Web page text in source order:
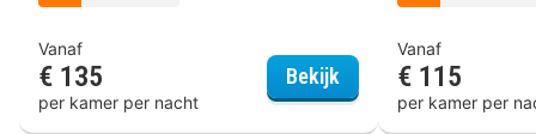
Vanaf
€ 135
per kamer per nacht
Bekijk Hotel Hof van Gelre
Vanaf
€ 115
per kamer per